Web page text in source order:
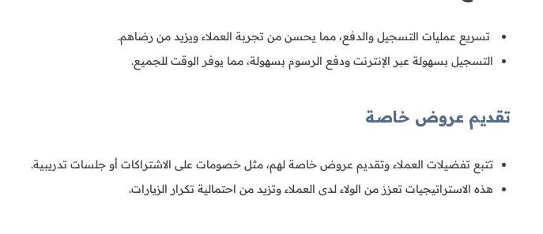
تسريع عمليات التسجيل والدفع، مما يحسن من تجربة العملاء ويزيد من رضاهم.
التسجيل بسهولة عبر الإنترنت ودفع الرسوم بسهولة، مما يوفر الوقت للجميع.
تقديم عروض خاصة
تتبع تفضيلات العملاء وتقديم عروض خاصة لهم، مثل خصومات على الاشتراكات أو جلسات تدريبية.
هذه الاستراتيجيات تعزز من الولاء لدى العملاء وتزيد من احتمالية تكرار الزيارات.